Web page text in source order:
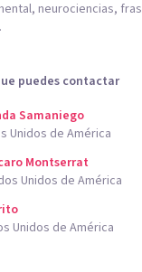
neurociencias,
puedes contactar
Samaniego
Unidos de América
Montserrat
Unidos de América
Unidos de América